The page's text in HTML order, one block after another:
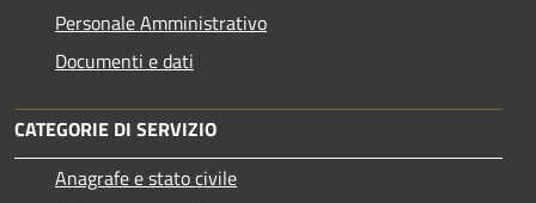
Personale Amministrativo
Documenti e dati
CATEGORIE DI SERVIZIO
Anagrafe e stato civile